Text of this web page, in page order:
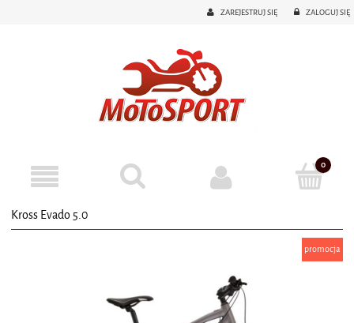
ZAREJESTRUJ SIĘ ZALOGUJ SIĘ
Kross Evado 5.0
promocja